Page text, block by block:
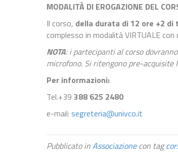
MODALITÀ DI EROGAZIONE DEL
Il corso, della durata di 12 ore +2 di
complesso in modalità VIRTUALE
NOTA: i partecipanti al corso
microfono. Si ritengono pre-acquisite
Per informazioni:
Tel.+39 388 625 2480
e-mail: segreteria@univco.it
Pubblicato inAssociazionecon tag